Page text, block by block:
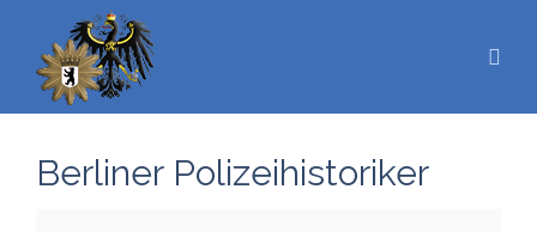
Berliner Polizeihistoriker